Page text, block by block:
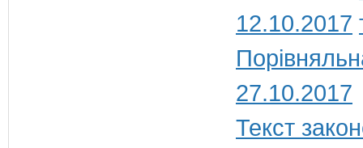
12.10.2017
27.10.2017
Текст